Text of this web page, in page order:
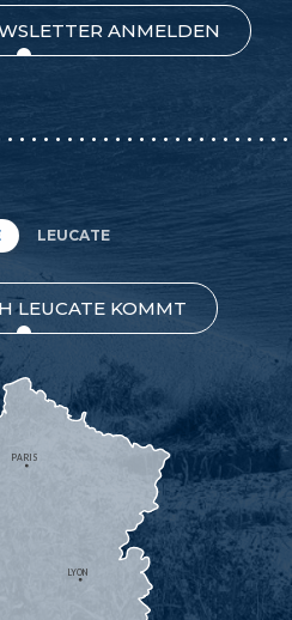
ANMELDEN
LEUCATE
LEUCATE KOMMT
LYON
PARIS